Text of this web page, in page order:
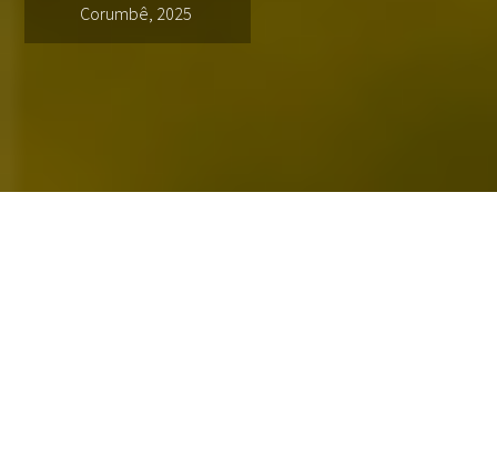
Corumbê, 2025